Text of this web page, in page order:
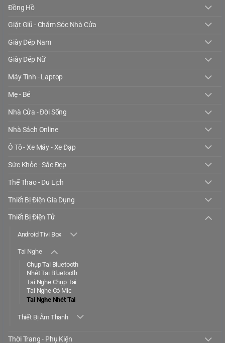
Đồng Hồ
Giặt Giũ - Chăm Sóc Nhà Cửa
Giày Dép Nam
Giày Dép Nữ
Máy Tính - Laptop
Mẹ - Bé
Nhà Cửa - Đời Sống
Nhà Sách Online
Ô Tô - Xe Máy - Xe Đạp
Sức Khỏe - Sắc Đẹp
Thể Thao - Du Lịch
Thiết Bị Điện Gia Dụng
Thiết Bị Điện Tử
Android Tivi Box
Tai Nghe
Chụp Tai Bluetooth
Nhét Tai Bluetooth
Tai Nghe Chụp Tai
Tai Nghe Có Mic
Tai Nghe Nhét Tai
Thiết Bị Âm Thanh
Thời Trang - Phụ Kiện